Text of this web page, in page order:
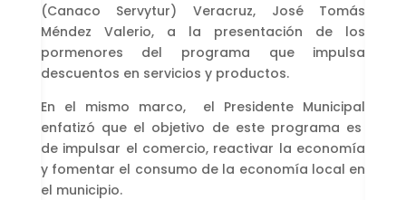
(Canaco Servytur) Veracruz, José Tomás
Méndez Valerio, a la presentación de los
pormenores del programa que impulsa
descuentos en servicios y productos.
En el mismo marco, el Presidente Municipal
enfatizó que el objetivo de este programa es
de impulsar el comercio, reactivar la economía
y fomentar el consumo de la economía local en
el municipio.